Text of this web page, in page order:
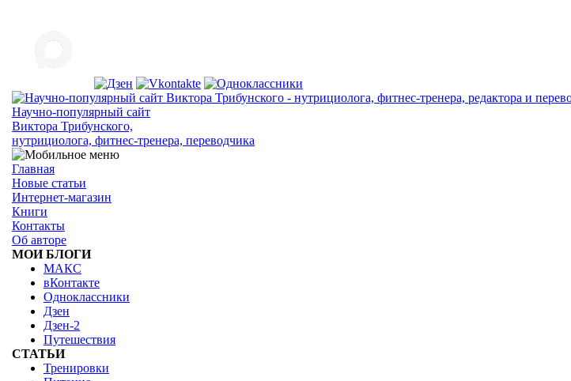
Научно-популярный сайт
Виктора Трибунского,
нутрициолога, фитнес-тренера, переводчика
Главная
Новые статьи
Интернет-магазин
Книги
Контакты
Об авторе
МОИ БЛОГИ
МАКС
вКонтакте
Одноклассники
Дзен
Дзен-2
Путешествия
СТАТЬИ
Тренировки